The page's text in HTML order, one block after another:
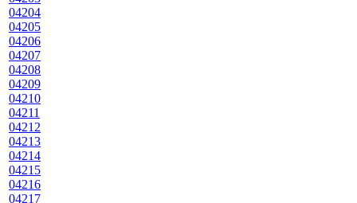
04204
04205
04206
04207
04208
04209
04210
04211
04212
04213
04214
04215
04216
04217